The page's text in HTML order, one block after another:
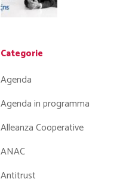
Categorie
Agenda
Agenda in programma
Alleanza Cooperative
ANAC
Antitrust